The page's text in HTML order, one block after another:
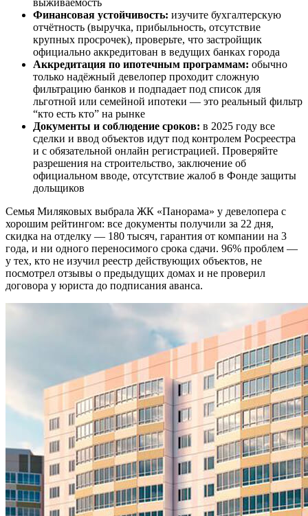
выживаемость
Финансовая устойчивость: изучите бухгалтерскую
отчётность (выручка, прибыльность, отсутствие
крупных просрочек), проверьте, что застройщик
официально аккредитован в ведущих банках города
Аккредитация по ипотечным программам: обычно
только надёжный девелопер проходит сложную
фильтрацию банков и подпадает под список для
льготной или семейной ипотеки — это реальный фильтр
“кто есть кто” на рынке
Документы и соблюдение сроков: в 2025 году все
сделки и ввод объектов идут под контролем Росреестра
и с обязательной онлайн регистрацией. Проверяйте
разрешения на строительство, заключение об
официальном вводе, отсутствие жалоб в Фонде защиты
дольщиков
Семья Миляковых выбрала ЖК «Панорама» у девелопера с
хорошим рейтингом: все документы получили за 22 дня,
скидка на отделку — 180 тысяч, гарантия от компании на 3
года, и ни одного переносимого срока сдачи. 96% проблем —
у тех, кто не изучил реестр действующих объектов, не
посмотрел отзывы о предыдущих домах и не проверил
договора у юриста до подписания аванса.